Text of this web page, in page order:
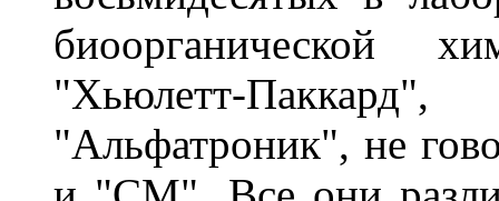
биоорганической
"Хьюлетт-
"Альфатроник", не